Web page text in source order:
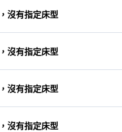
沒有指定床型
沒有指定床型
沒有指定床型
沒有指定床型